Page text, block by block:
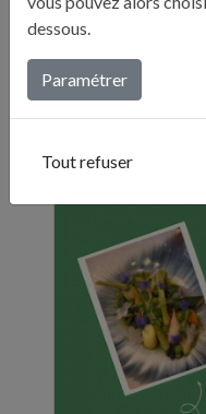
dessous.
Paramétrer
Tout refuser